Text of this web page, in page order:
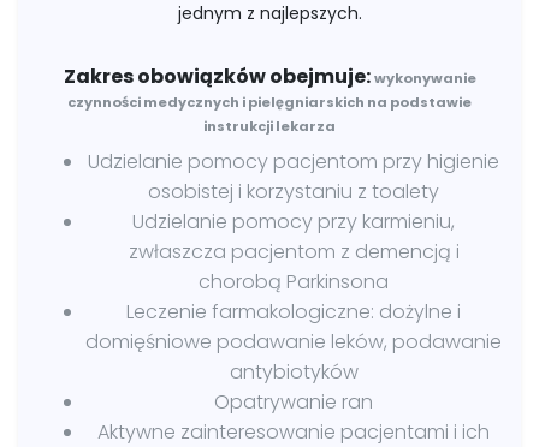
jednym z najlepszych.
Zakres obowiązków obejmuje:wykonywanie
czynności medycznych i pielęgniarskich na podstawie
instrukcji lekarza
Udzielanie pomocy pacjentom przy higienie
osobistej i korzystaniu z toalety
Udzielanie pomocy przy karmieniu,
zwłaszcza pacjentom z demencją i
chorobą Parkinsona
Leczenie farmakologiczne: dożylne i
domięśniowe podawanie leków, podawanie
antybiotyków
Opatrywanie ran
Aktywne zainteresowanie pacjentami i ich